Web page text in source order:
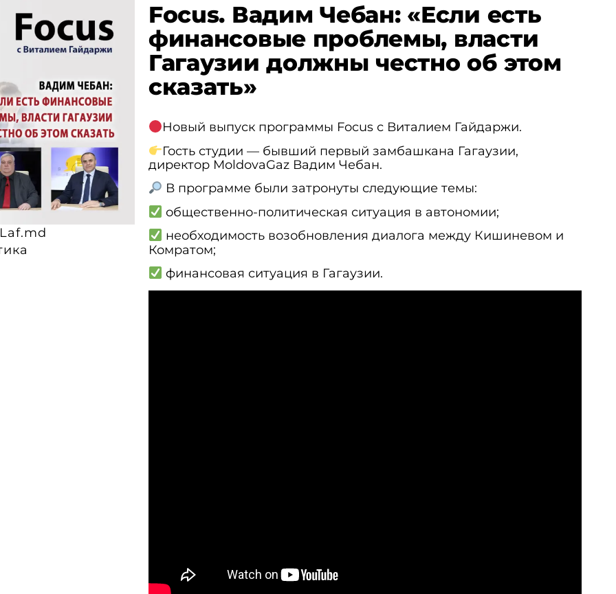
Focus. Вадим Чебан: «Если есть
финансовые проблемы, власти
Гагаузии должны честно об этом
сказать»
Новый выпуск программы Focus с Виталием Гайдаржи.
Гость студии — бывший первый замбашкана Гагаузии,
директор MoldovaGaz Вадим Чебан.
В программе были затронуты следующие темы:
общественно-политическая ситуация в автономии;
необходимость возобновления диалога между Кишиневом и
Комратом;
финансовая ситуация в Гагаузии.